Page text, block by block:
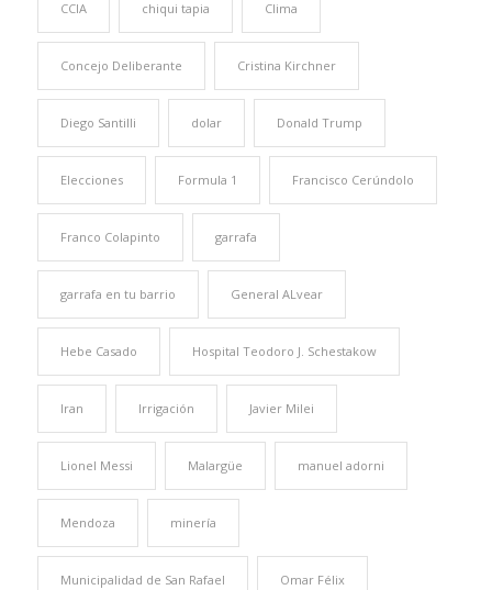
CCIA chiqui tapia Clima
Concejo Deliberante Cristina Kirchner
Diego Santilli dolar Donald Trump
Elecciones Formula 1 Francisco Cerúndolo
Franco Colapinto garrafa
garrafa en tu barrio General ALvear
Hebe Casado Hospital Teodoro J. Schestakow
Iran Irrigación Javier Milei
Lionel Messi Malargüe manuel adorni
Mendoza minería
Municipalidad de San Rafael Omar Félix